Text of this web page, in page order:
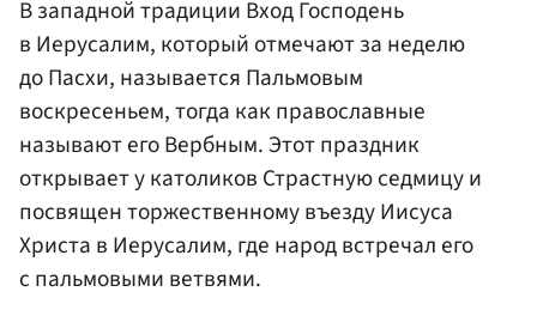
В западной традиции Вход Господень
в Иерусалим, который отмечают за неделю
до Пасхи, называется Пальмовым
воскресеньем, тогда как православные
называют его Вербным. Этот праздник
открывает у католиков Страстную седмицу и
посвящен торжественному въезду Иисуса
Христа в Иерусалим, где народ встречал его
с пальмовыми ветвями.